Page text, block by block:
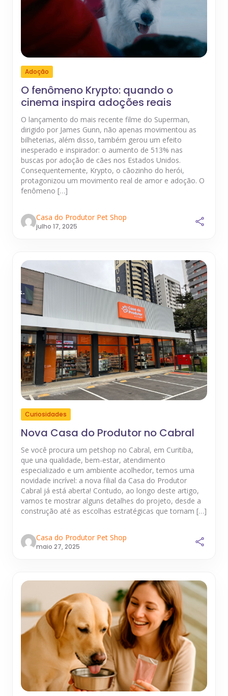
Adoção
O fenômeno Krypto: quando o
cinema inspira adoções reais
O lançamento do mais recente filme do Superman,
dirigido por James Gunn, não apenas movimentou as
bilheterias, além disso, também gerou um efeito
inesperado e inspirador: o aumento de 513% nas
buscas por adoção de cães nos Estados Unidos.
Consequentemente, Krypto, o cãozinho do herói,
protagonizou um movimento real de amor e adoção. O
fenômeno […]
Casa do Produtor Pet Shop
julho 17, 2025
Curiosidades
Nova Casa do Produtor no Cabral
Se você procura um petshop no Cabral, em Curitiba,
que una qualidade, bem-estar, atendimento
especializado e um ambiente acolhedor, temos uma
novidade incrível: a nova filial da Casa do Produtor
Cabral já está aberta! Contudo, ao longo deste artigo,
vamos te mostrar alguns detalhes do projeto, desde a
construção até as escolhas estratégicas que tornam […]
Casa do Produtor Pet Shop
maio 27, 2025